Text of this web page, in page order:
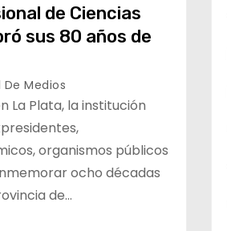
de Ciencias
sus 80 años de
Medios
La Plata, la institución
organismos públicos
ocho décadas
de…